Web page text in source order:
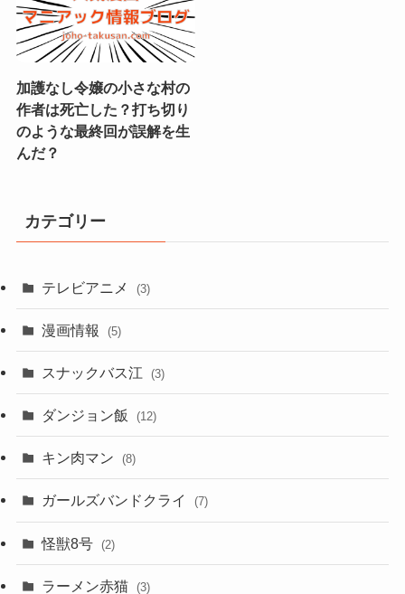
加護なし令嬢の小さな村の
作者は死亡した？打ち切り
のような最終回が誤解を生
んだ？
カテゴリー
テレビアニメ (3)
漫画情報 (5)
スナックバス江 (3)
ダンジョン飯 (12)
キン肉マン (8)
ガールズバンドクライ (7)
怪獣8号 (2)
ラーメン赤猫 (3)